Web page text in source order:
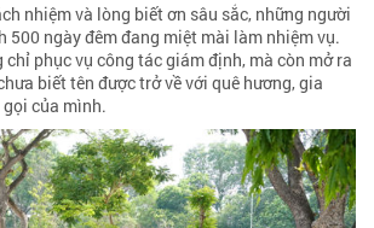
nhiệm và lòng biết ơn sâu sắc, những người
500 ngày đêm đang miệt mài làm nhiệm vụ.
phục vụ công tác giám định, mà còn mở ra
biết tên được trở về với quê hương, gia
của mình.